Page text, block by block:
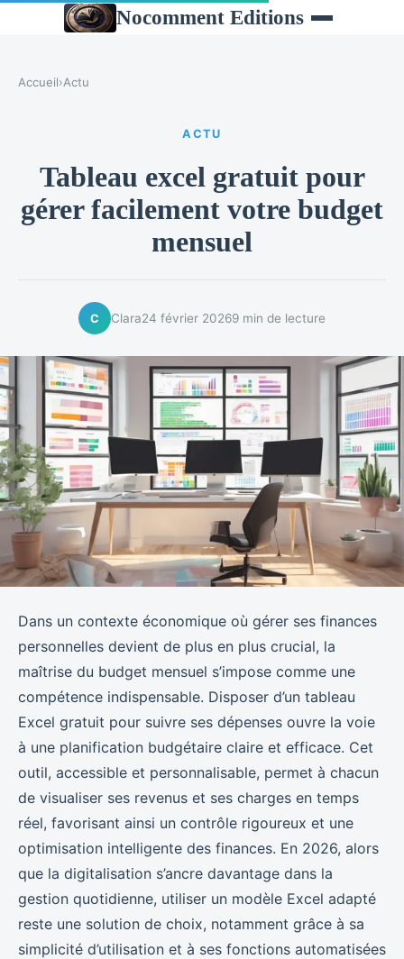
Nocomment Editions
Accueil›Actu
ACTU
Tableau excel gratuit pour
gérer facilement votre budget
mensuel
C Clara24 février 20269 min de lecture
Dans un contexte économique où gérer ses finances
personnelles devient de plus en plus crucial, la
maîtrise du budget mensuel s’impose comme une
compétence indispensable. Disposer d’un tableau
Excel gratuit pour suivre ses dépenses ouvre la voie
à une planification budgétaire claire et efficace. Cet
outil, accessible et personnalisable, permet à chacun
de visualiser ses revenus et ses charges en temps
réel, favorisant ainsi un contrôle rigoureux et une
optimisation intelligente des finances. En 2026, alors
que la digitalisation s’ancre davantage dans la
gestion quotidienne, utiliser un modèle Excel adapté
reste une solution de choix, notamment grâce à sa
simplicité d’utilisation et à ses fonctions automatisées